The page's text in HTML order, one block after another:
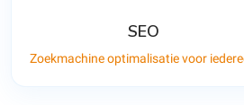
SEO
Zoekmachine optimalisatie voor